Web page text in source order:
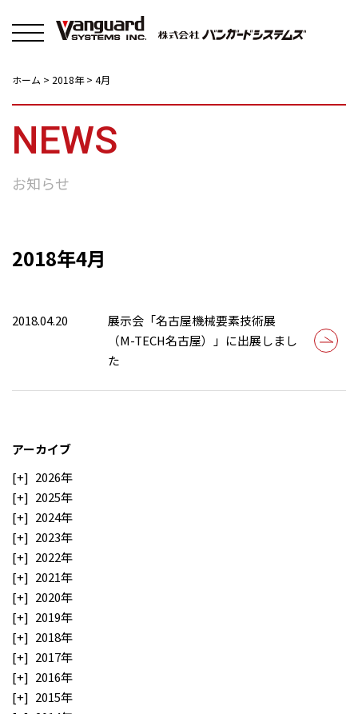
Solutions About
ホーム > 2018年> 4月
NEWS
お知らせ
2018年4月
2018.04.20
展示会「名古屋機械要素技術展
（M-TECH名古屋）」に出展しまし
た
アーカイブ
2026年
2025年
2024年
2023年
2022年
2021年
2020年
2019年
2018年
2017年
2016年
2015年